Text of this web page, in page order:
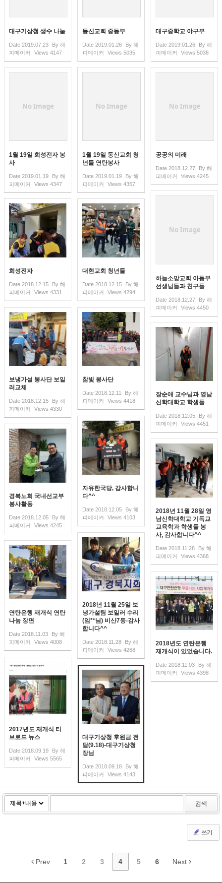
대구기상청 생수 나눔
Date 2019.07.23 By 해
피메이커
Views 4147
동신교회 중등부
Date 2019.01.26 By 해
피메이커
Views 5035
대구중학교 야구부
Date 2019.01.26 By 해
피메이커
Views 5038
No Image
1월 19일 희성전자 봉
사
Date 2019.01.19 By 해
피메이커
Views 4347
No Image
1월 19일 동신교회 청
년들 연탄봉사
Date 2019.01.19 By 해
피메이커
Views 4357
No Image
공공의 미래
Date 2018.12.27 By 해
피메이커
Views 4245
No Image
하늘소망교회 아동부
선생님들과 친구들
Date 2018.12.27 By 해
피메이커
Views 4450
희성전자
Date 2018.12.15 By 해
피메이커
Views 4331
대현교회 청년들
Date 2018.12.15 By 해
피메이커
Views 4294
보냉가설 봉사단 보일
러교체
Date 2018.12.15 By 해
피메이커
Views 4330
참빛 봉사단
Date 2018.12.11 By 해
피메이커
Views 4418
장순애 교수님과 영남
신학대학교 학생들
Date 2018.12.05 By 해
피메이커
Views 4451
자유한국당, 감사합니
다^^
Date 2018.12.05 By 해
피메이커
Views 4103
경북노회 국내선교부
봉사활동
Date 2018.12.05 By 해
피메이커
Views 4245
2018년 11월 28일 영
남신학대학교 기독교
교육학과 학생들 봉
사, 감사합니다^^
Date 2018.11.28 By 해
피메이커
Views 4368
2018년 11월 25일 보
냉가설팀 보일러 수리
(임**님) 비산7동-감사
합니다^^
Date 2018.11.28 By 해
피메이커
Views 4268
연탄은행 재개식 연탄
나눔 장면
Date 2018.11.03 By 해
피메이커
Views 4008
2018년도 연탄은행
재개식이 있었습니다.
Date 2018.11.03 By 해
피메이커
Views 4398
2017년도 재개식 티
브로드 뉴스
Date 2018.09.19 By 해
피메이커
Views 5565
대구기상청 후원금 전
달(9.18)-대구기상청
장님
Date 2018.09.18 By 해
피메이커
Views 4143
검색
쓰기
Prev 1 2 3 4 5 6 Next